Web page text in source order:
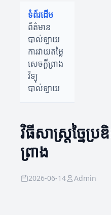
ទំព័រដើម
ព័ត៌មាន
បាល់ឡាយ
ការវាយតម្លៃ
សេចក្តីព្រាង
វិទ្យុ
បាល់ឡាយ
វិធីសាស្ត្រច្នៃប្
ព្រាង
2026-06-14 Admin